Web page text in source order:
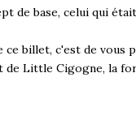
de base, celui qui
ce billet, c'est de vous
de Little Cigogne, la